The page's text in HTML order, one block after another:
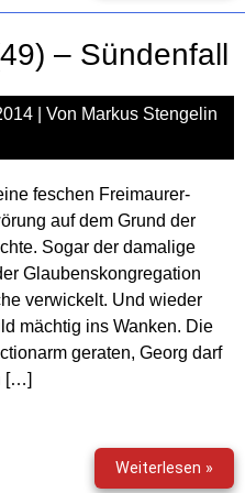
(50)
Im
der
– Sündenfall
| Von Markus Stengelin
feschen Freimaurer-
auf dem Grund der
Sogar der damalige
Glaubenskongregation
verwickelt. Und wieder
mächtig ins Wanken. Die
geraten, Georg darf
[…]
Weiterlesen »